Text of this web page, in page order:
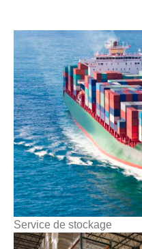
Service de stockage